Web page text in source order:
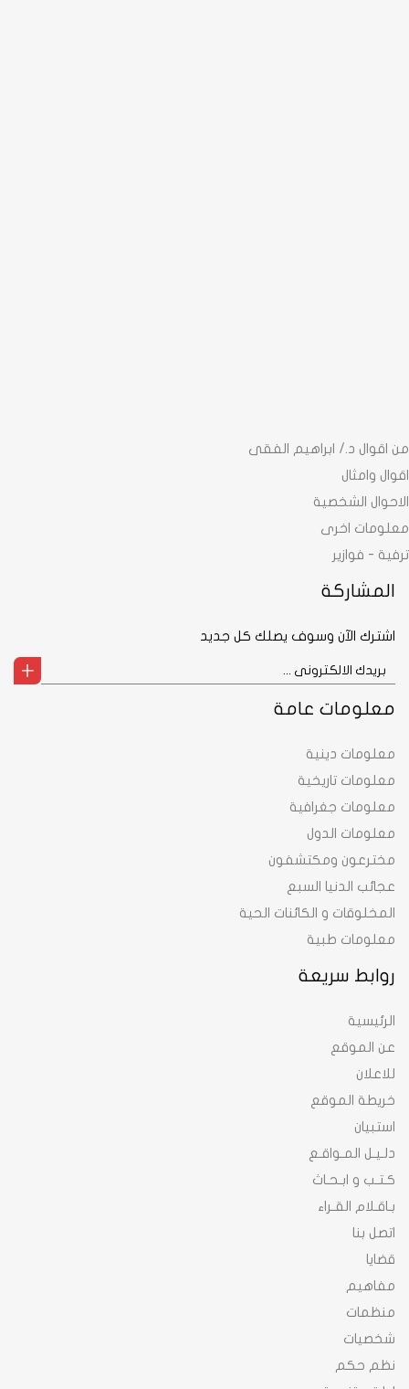
روابط سريعة
الرئيسية
عن الموقع
للاعلان
خريطة الموقع
استبيان
دلـيـل المـواقـع
كـتـب و ابـحـاث
بـاقـلام القـراء
اتصل بنا
قضايا
مفاهيم
منظمات
شخصيات
نظم حكم
معلومات عامة
معلومات دينية
معلومات تاريخية
معلومات جغرافية
معلومات الدول
مخترعون ومكتشفون
عجائب الدنيا السبع
المخلوقات و الكائنات الحية
معلومات طبية
من اقوال د./ ابراهيم الفقى
اقوال وامثال
الاحوال الشخصية
معلومات اخرى
ترفية - فوازير
المشاركة
اشترك الآن وسوف يصلك كل جديد